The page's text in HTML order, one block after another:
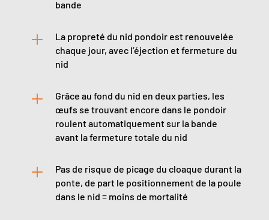
bande
L
La propreté du nid pondoir est renouvelée
chaque jour, avec l’éjection et fermeture du
nid
L
Grâce au fond du nid en deux parties, les
œufs se trouvant encore dans le pondoir
roulent automatiquement sur la bande
avant la fermeture totale du nid
L
Pas de risque de picage du cloaque durant la
ponte, de part le positionnement de la poule
dans le nid = moins de mortalité